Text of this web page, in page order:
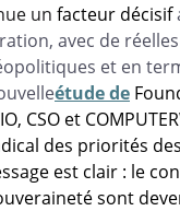
un facteur décisif
avec de
et en
étude de
CSO et
des priorités
est clair : le
sont